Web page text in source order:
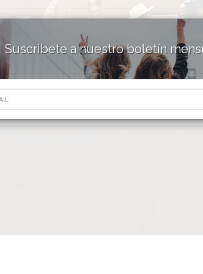
HOTELES &
Suscribete a nuestro boletín